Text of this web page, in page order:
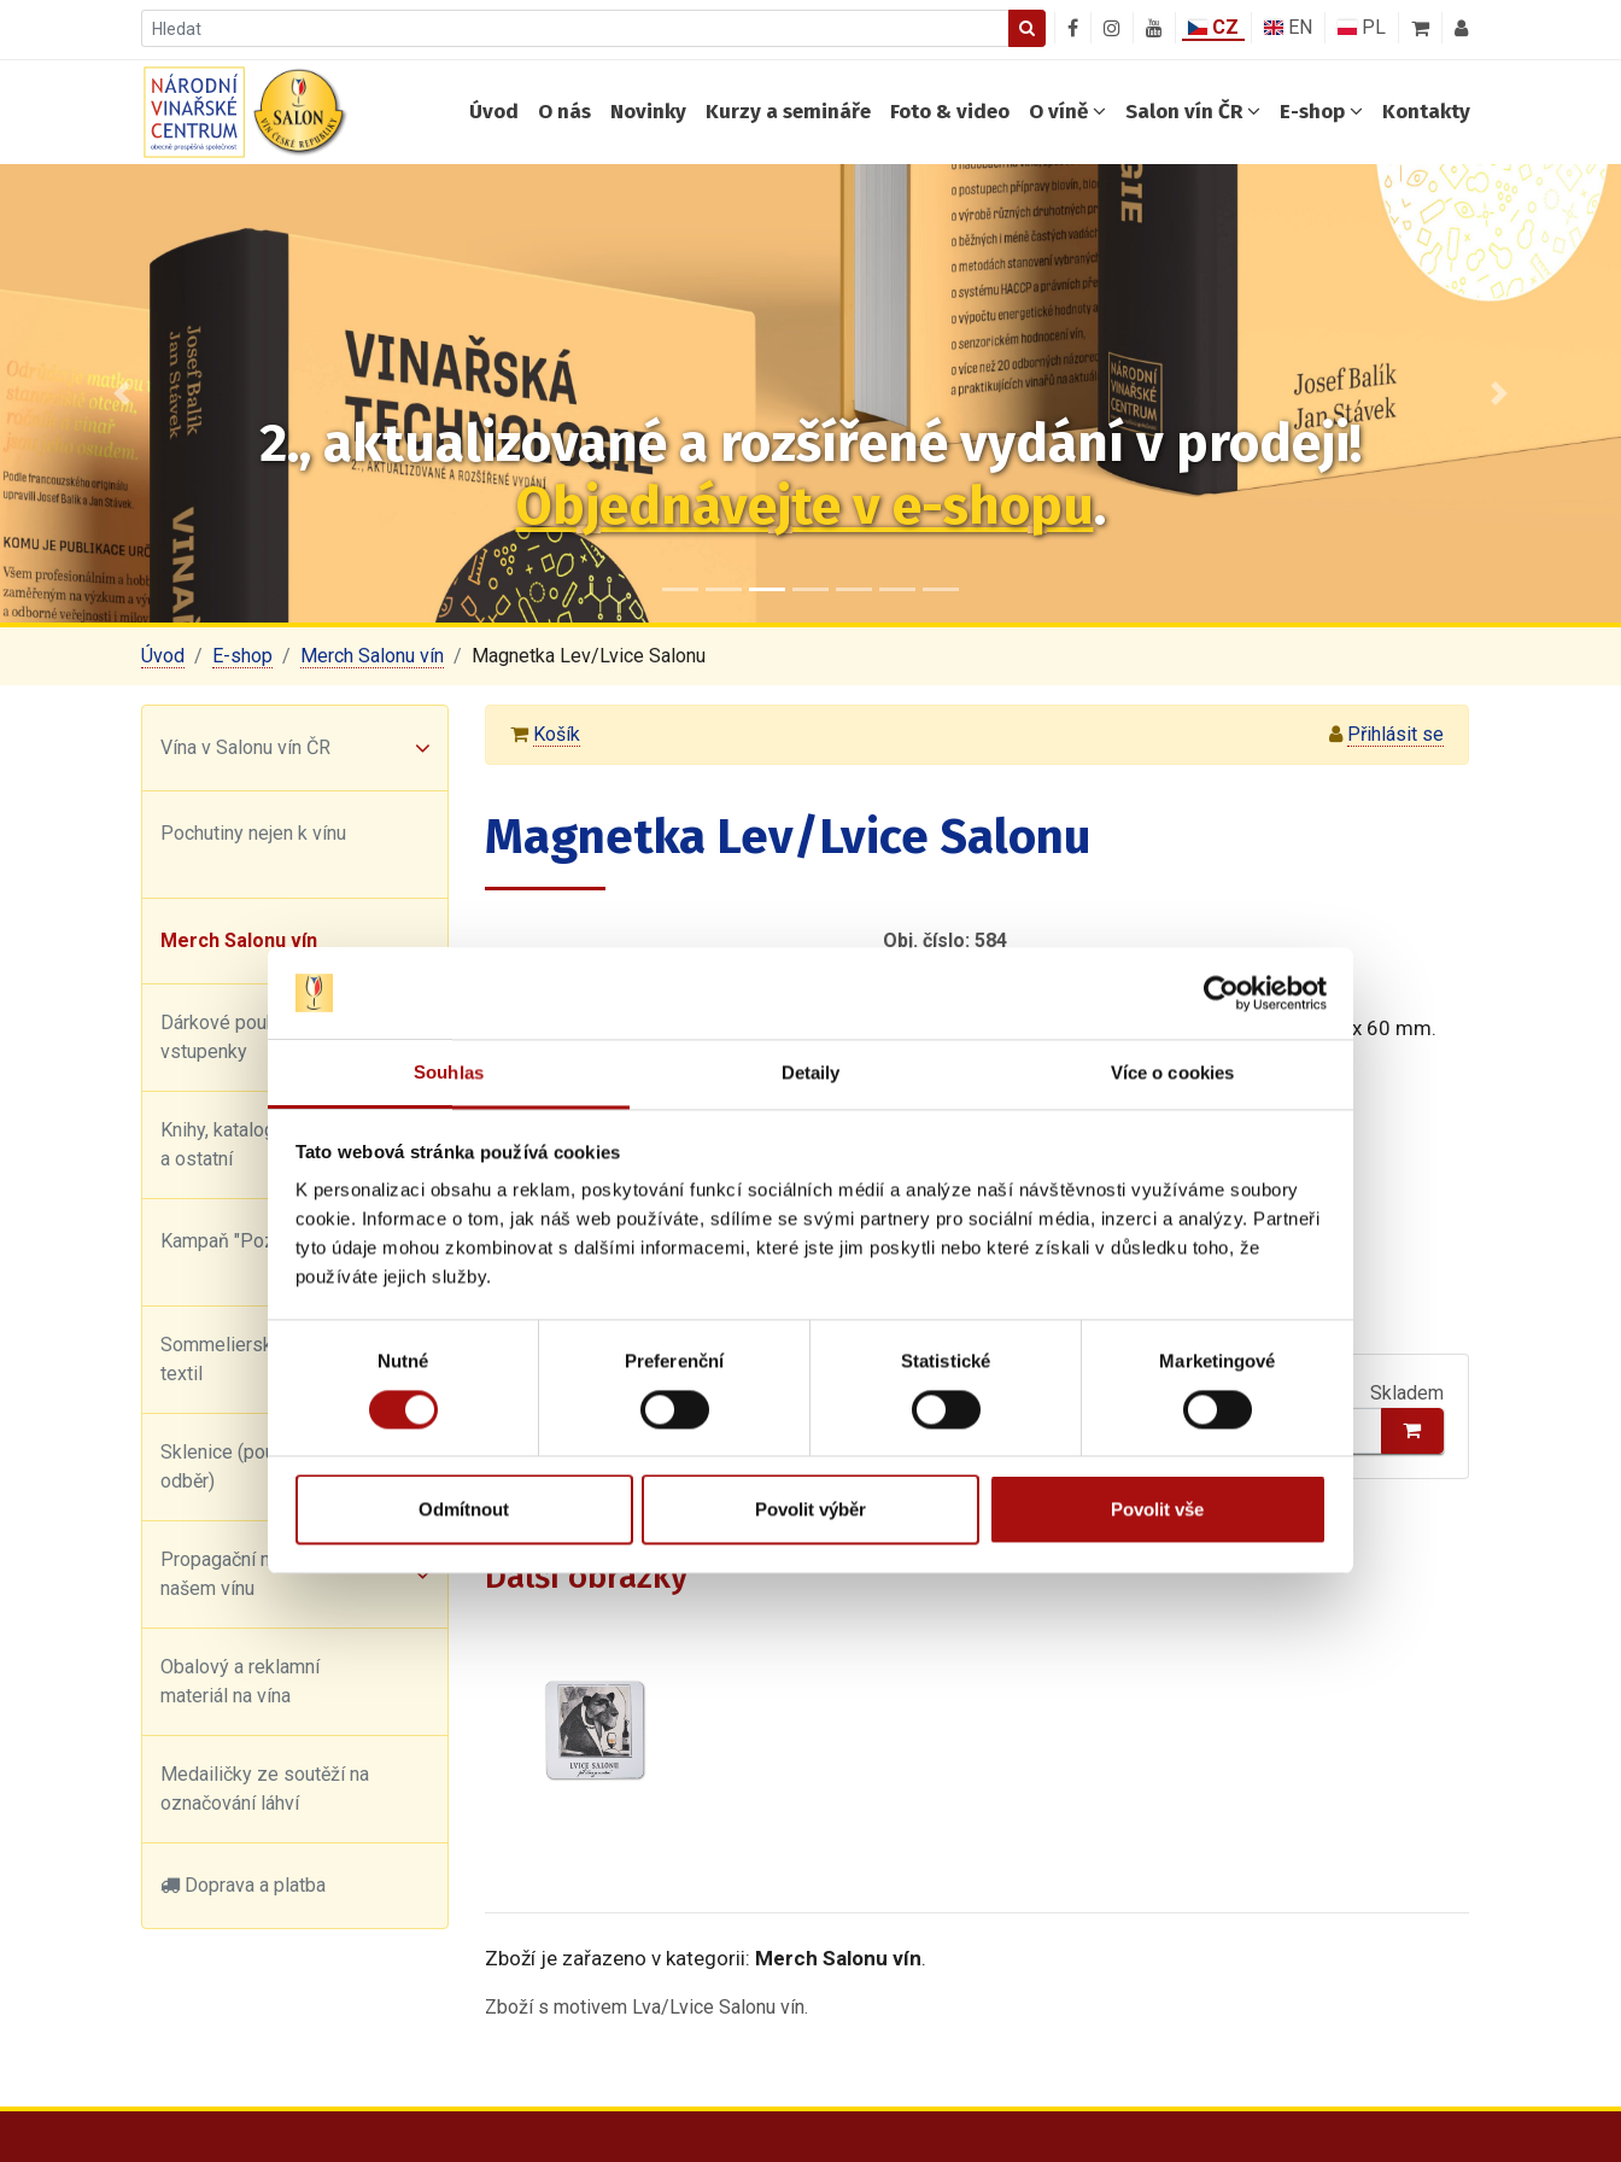
Souhlas Detaily Více o cookies
Tato webová stránka používá cookies
K personalizaci obsahu a reklam, poskytování funkcí sociálních médií a analýze naší návštěvnosti využíváme soubory
cookie. Informace o tom, jak náš web používáte, sdílíme se svými partnery pro sociální média, inzerci a analýzy. Partneři
tyto údaje mohou zkombinovat s dalšími informacemi, které jste jim poskytli nebo které získali v důsledku toho, že
používáte jejich služby.
Nutné Preferenční Statistické Marketingové
Odmítnout Povolit výběr Povolit vše
CZ EN PL
Úvod O nás Novinky Kurzy a semináře Foto & video O víně Salon vín ČR E-shop Kontakty
2., aktualizované a rozšířené vydání v prodeji!
Objednávejte v e-shopu.
Předchozí Další
Úvod E-shop Merch Salonu vín Magnetka Lev/Lvice Salonu
Vína v Salonu vín ČR
Pochutiny nejen k vínu
Merch Salonu vín
Dárkové poukazy a
vstupenky
Knihy, katalogy, kalendáře
a ostatní
Kampaň "Pozor! Křehké"
Sommelierské potřeby a
textil
Sklenice (pouze osobní
odběr)
Propagační materiály o
našem vínu
Obalový a reklamní
materiál na vína
Medailičky ze soutěží na
označování láhví
Doprava a platba
Košík Přihlásit se
Magnetka Lev/Lvice Salonu
Obj. číslo: 584
Výrobce/autor: Národní vinařské centrum, o.p.s.
Magnetka s motivem Lev/Lvice Salonu. Velikost: 60 x 60 mm.
Požadovaný typ zadejte do pole Poznámka.
Skladem
Sdílet
Další obrázky
Zboží je zařazeno v kategorii: Merch Salonu vín.
Zboží s motivem Lva/Lvice Salonu vín.